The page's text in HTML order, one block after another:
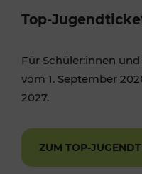
Top-
Für Schüler:innen
vom 1. September
2027.
ZUM TOP-